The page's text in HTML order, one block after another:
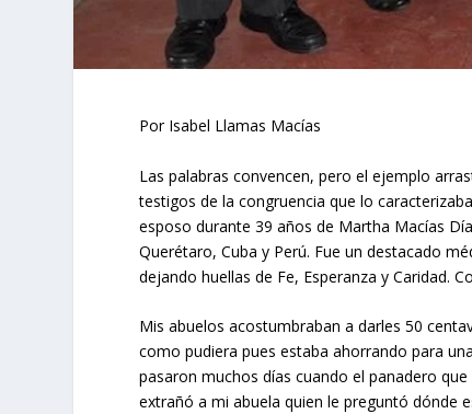
Por Isabel Llamas Macías
Las palabras convencen, pero el ejemplo
testigos de la congruencia que lo
esposo durante 39 años de Martha Macías
Querétaro, Cuba y Perú. Fue un destacado
dejando huellas de Fe, Esperanza y Caridad.
Mis abuelos acostumbraban a darles 50
como pudiera pues estaba ahorrando para
pasaron muchos días cuando el panadero
extrañó a mi abuela quien le preguntó dónde